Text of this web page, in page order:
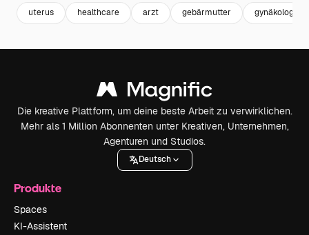
uterus healthcare arzt gebärmutter gynäkologie
Die kreative Plattform, um deine beste Arbeit zu verwirklichen.
Mehr als 1 Million Abonnenten unter Kreativen, Unternehmen,
Agenturen und Studios.
Deutsch
Produkte
Spaces
KI-Assistent